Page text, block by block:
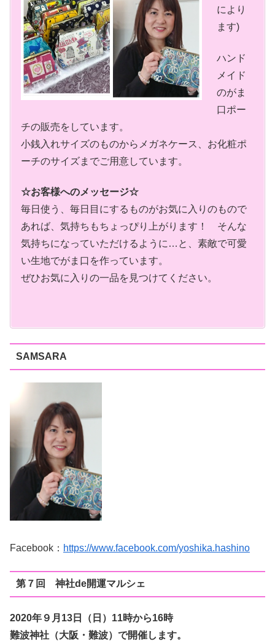
により
ます)
ハンド
メイド
のがま
口ポー
チの販売をしています。
小銭入れサイズのものからメガネケース、お化粧ポ
ーチのサイズまでご用意しています。
☆お客様へのメッセージ☆
毎日使う、毎日目にするものがお気に入りのもので
あれば、気持ちもちょっぴり上がります！ そんな
気持ちになっていただけるように…と、素敵で可愛
い生地でがま口を作っています。
ぜひお気に入りの一品を見つけてください。
SAMSARA
Facebook： https://www.facebook.com/yoshika.hashino
第７回 神社de開運マルシェ
2020年９月13日（日 ）11時から16時
難波神社（大阪・難波）で開催します。